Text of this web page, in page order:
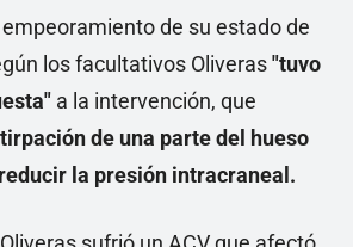
de su estado de
los facultativos Oliveras"tuvo
a la intervención, que
de una parte del hueso
la presión intracraneal.